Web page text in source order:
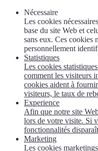
Nécessaire
Les cookies
base du site Web et
sans eux. Ces cookies
personnellement
Statistiques
Les cookies
comment les visiteurs
cookies aident à
visiteurs, le taux de
Experience
Afin que notre site
lors de votre visite. Si
fonctionnalités
Marketing
Les cookies